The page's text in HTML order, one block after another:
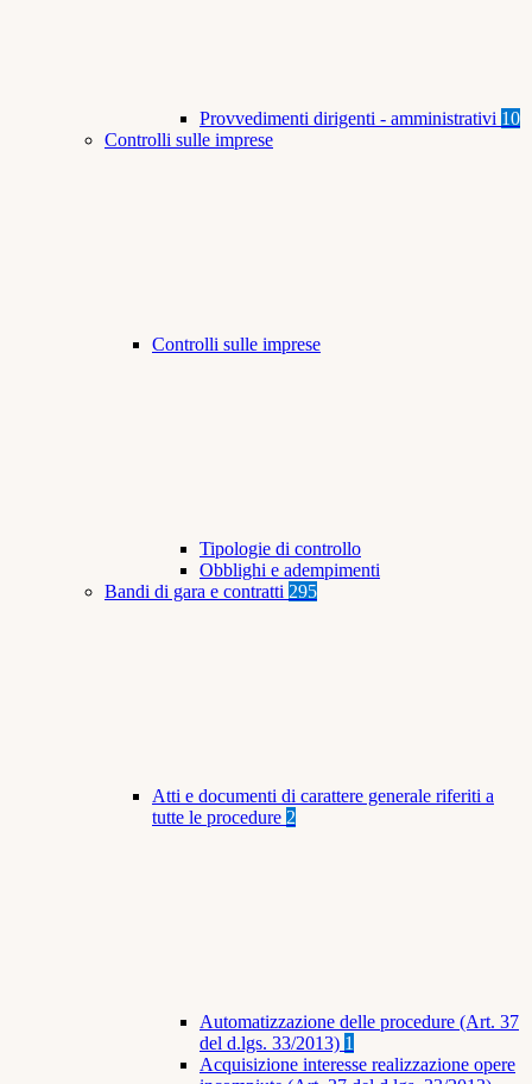
Provvedimenti dirigenti - amministrativi 10
Controlli sulle imprese
Controlli sulle imprese
Tipologie di controllo
Obblighi e adempimenti
Bandi di gara e contratti 295
Atti e documenti di carattere generale riferiti a
tutte le procedure 2
Automatizzazione delle procedure (Art. 37
del d.lgs. 33/2013) 1
Acquisizione interesse realizzazione opere